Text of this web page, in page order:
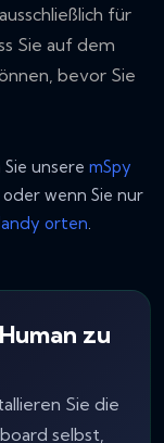
für
Sie auf dem
bevor Sie
unsere mSpy
oder wenn Sie nur
orten.
zu
Sie die
selbst,